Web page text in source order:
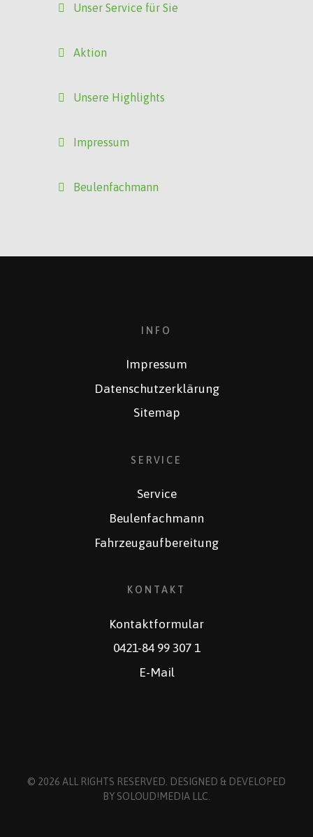
Unser Service für Sie
Aktion
Unsere Highlights
Impressum
Beulenfachmann
INFO
Impressum
Datenschutzerklärung
Sitemap
SERVICE
Service
Beulenfachmann
Fahrzeugaufbereitung
KONTAKT
Kontaktformular
0421-84 99 307 1
E-Mail
© 2026 ALL RIGHTS RESERVED. DESIGNED & DEVELOPED
BY SOLOUD!MEDIA LLC